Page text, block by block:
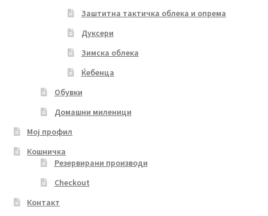
Заштитна тактичка облека и опрема
Дуксери
Зимска облека
Ќебенца
Обувки
Домашни миленици
Мој профил
Кошничка
Резервирани производи
Checkout
Контакт